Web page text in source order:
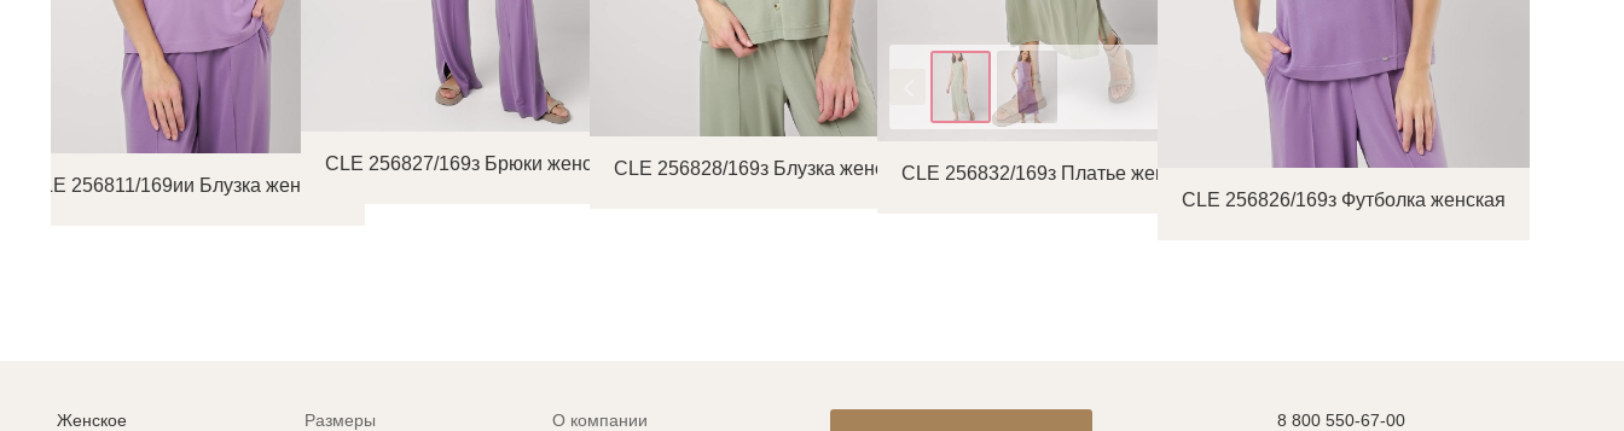
CLE 256811/169ии Блузка женская
CLE 256827/169з Брюки женскиеCLE 256828/169з Блузка женскаяCLE 256832/169з Платье женское
CLE 256826/169з Футболка женская
Женское Размеры О компании 8 800 550-67-00